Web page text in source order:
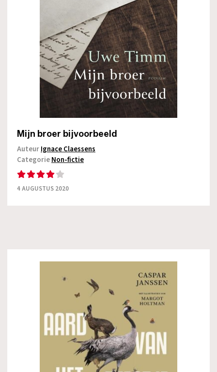
Mijn broer bijvoorbeeld
AuteurIgnace Claessens
CategorieNon-fictie
4 AUGUSTUS 2020